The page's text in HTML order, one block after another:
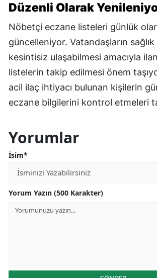
Düzenli Olarak
Nöbetçi eczane listeleri günlük
güncelleniyor. Vatandaşların
kesintisiz ulaşabilmesi amacıyla
listelerin takip edilmesi önem
acil ilaç ihtiyacı bulunan kişilerin
eczane bilgilerini kontrol etmeleri
Yorumlar
İsim*
Yorum Yazın (500 Karakter)